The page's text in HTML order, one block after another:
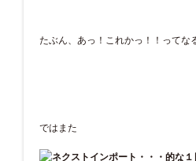
たぶん、あっ！これかっ！！ってな
ではまた